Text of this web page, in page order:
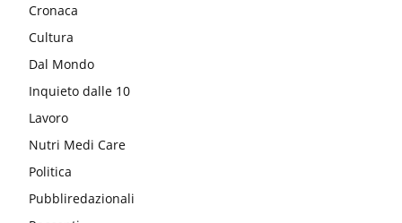
Cronaca
Cultura
Dal Mondo
Inquieto dalle 10
Lavoro
Nutri Medi Care
Politica
Pubbliredazionali